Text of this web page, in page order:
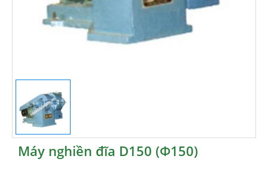
Máy nghiền đĩa D150 (Φ150)